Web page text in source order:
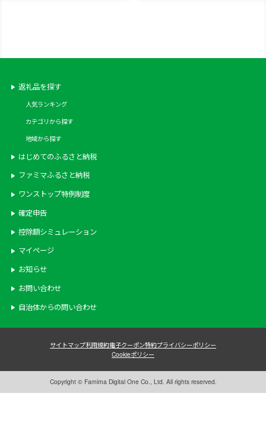
返礼品を探す
人気ランキング
カテゴリから探す
地域から探す
はじめてのふるさと納税
ファミマふるさと納税
ワンストップ特例制度
確定申告
控除額シミュレーション
マイページ
お知らせ
お問い合わせ
自治体からの問い合わせ
サイトマップ利用規約電子クーポン特約プライバシーポリシー
Cookieポリシー
Copyright © Famima Digital One Co., Ltd. All rights reserved.